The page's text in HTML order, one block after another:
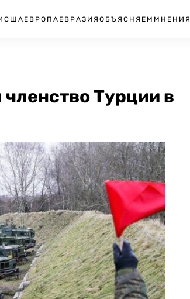
США ЕВРОПА ЕВРАЗИЯ ОБЪЯСНЯЕМ МНЕНИЯ
Турции в